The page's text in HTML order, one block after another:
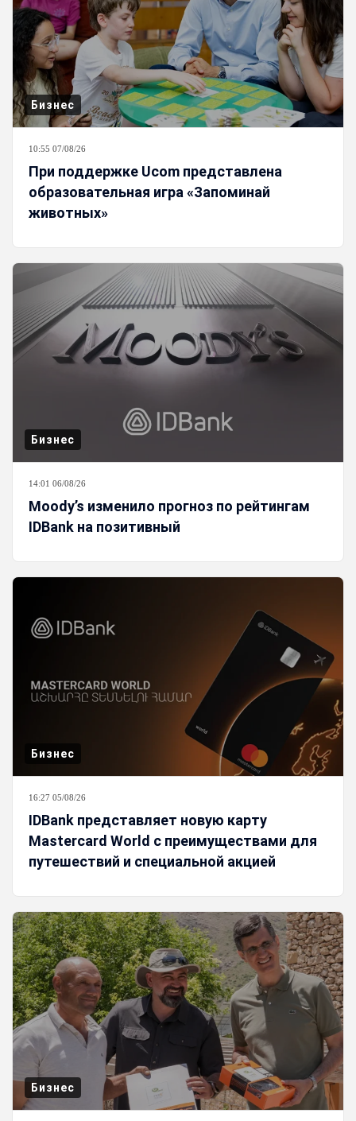
Бизнес
10:55 07/08/26
При поддержке Ucom представлена
образовательная игра «Запоминай
животных»
Бизнес
14:01 06/08/26
Moody’s изменило прогноз по рейтингам
IDBank на позитивный
Бизнес
16:27 05/08/26
IDBank представляет новую карту
Mastercard World с преимуществами для
путешествий и специальной акцией
Бизнес